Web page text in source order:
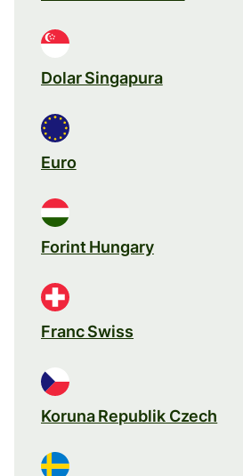
Dolar Singapura
Euro
Forint Hungary
Franc Swiss
Koruna Republik Czech